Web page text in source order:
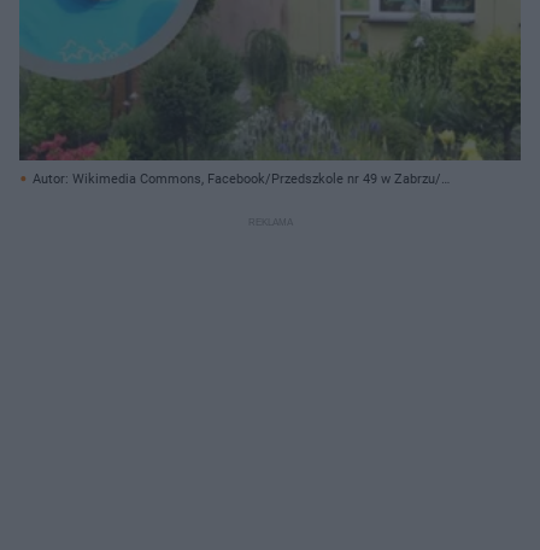
Autor: Wikimedia Commons, Facebook/Przedszkole nr 49 w Zabrzu/